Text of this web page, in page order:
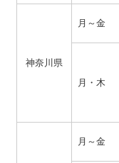
神奈川県
月～金
月・木
月～金